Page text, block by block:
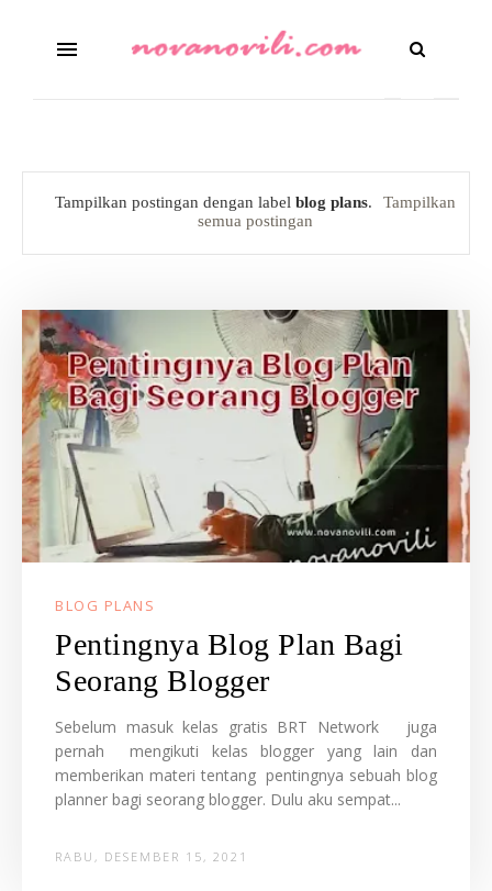
Tampilkan postingan dengan label blog plans.
Tampilkan
semua postingan
BLOG PLANS
Pentingnya Blog Plan Bagi
Seorang Blogger
Sebelum masuk kelas gratis BRT Network juga
pernah mengikuti kelas blogger yang lain dan
memberikan materi tentang pentingnya sebuah blog
planner bagi seorang blogger. Dulu aku sempat...
RABU, DESEMBER 15, 2021